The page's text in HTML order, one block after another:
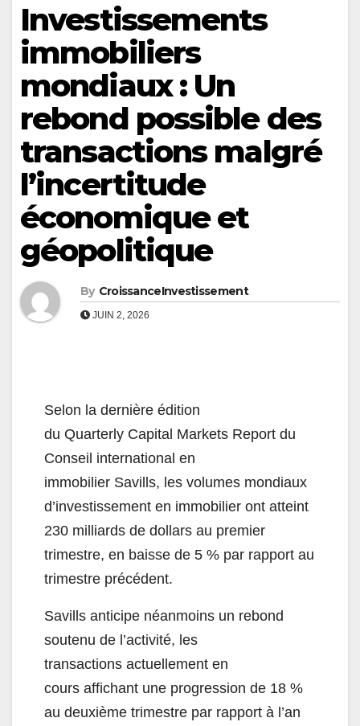
Investissements
immobiliers
mondiaux : Un
rebond possible des
transactions malgré
l’incertitude
économique et
géopolitique
By CroissanceInvestissement
JUIN 2, 2026
Selon la dernière édition
du Quarterly Capital Markets Report du
Conseil international en
immobilier Savills, les volumes mondiaux
d’investissement en immobilier ont atteint
230 milliards de dollars au premier
trimestre, en baisse de 5 % par rapport au
trimestre précédent.
Savills anticipe néanmoins un rebond
soutenu de l’activité, les
transactions actuellement en
cours affichant une progression de 18 %
au deuxième trimestre par rapport à l’an